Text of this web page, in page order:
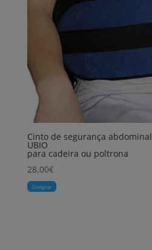
Cinto de segurança abdominal
UBIO
para cadeira ou poltrona
28,00€
Comprar